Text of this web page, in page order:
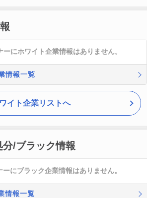
にホワイト企業情報はありません。
情報一覧
イト企業リストへ
/ブラック情報
にブラック企業情報はありません。
情報一覧